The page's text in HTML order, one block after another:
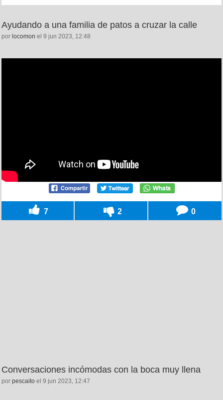
Ayudando a una familia de patos a cruzar la calle
por locomon el 9 jun 2023, 12:48
7 2 0
Conversaciones incómodas con la boca muy llena
por pescaito el 9 jun 2023, 12:47